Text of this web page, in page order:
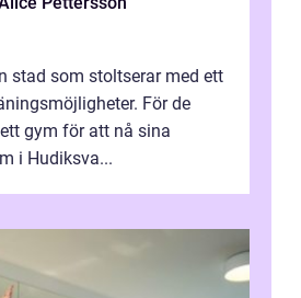
stad som stoltserar med ett
För de
gym för att nå sina
i Hudiksva...